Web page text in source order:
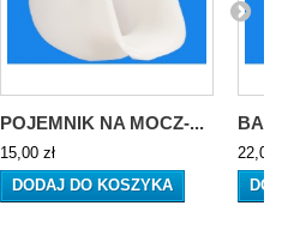
POJEMNIK NA MOCZ-...
15,00 zł
DODAJ DO KOSZYKA
22,00